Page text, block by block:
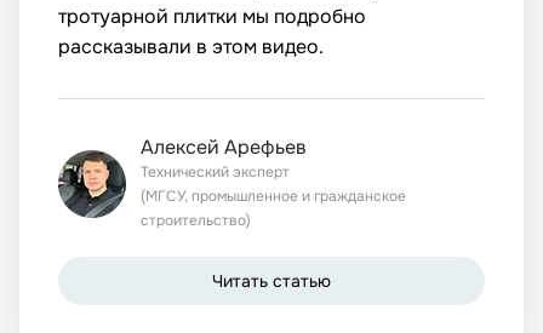
тротуарной плитки мы подробно
рассказывали в этом видео.
Алексей Арефьев
Технический эксперт
(МГСУ, промышленное и гражданское
строительство)
Читать статью